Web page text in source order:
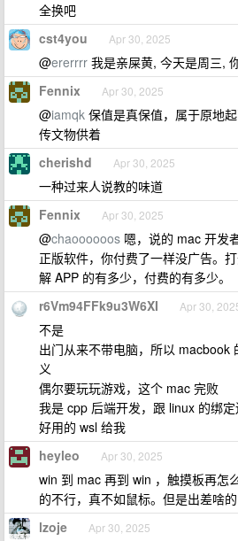
全换吧
cst4you Apr 30, 2025
@ererrrr 我是亲屎黄, 今天是周三,
Fennix Apr 30, 2025
@iamqk 保值是真保值，属于原地
传文物供着
cherishd Apr 30, 2025
一种过来人说教的味道
Fennix Apr 30, 2025
@chaoooooos 嗯，说的 mac 开发
正版软件，你付费了一样没广告。
解 APP 的有多少，付费的有多少。
r6Vm94FFk9u3W6XI Apr 30,
不是
出门从来不带电脑，所以 macbook
义
偶尔要玩玩游戏，这个 mac 完败
我是 cpp 后端开发，跟 linux 的绑
好用的 wsl 给我
heyleo Apr 30, 2025
win 到 mac 再到 win ，触摸板再怎
的不行，真不如鼠标。但是出差啥
lzoje Apr 30, 2025